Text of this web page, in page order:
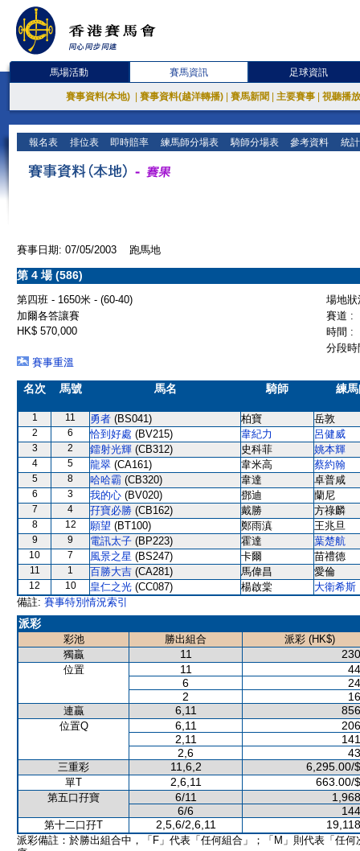
馬場活動 賽馬資訊 足球資訊
賽事資料(本地) 賽事資料(越洋轉播) 賽馬新聞 主要賽事 視聽播
報名表 排位表 即時賠率 練馬師分場表 騎師分場表 參考資料 統
賽事日期: 07/05/2003 跑馬地
第 4 場 (586)
第四班 - 1650米 - (60-40)
場地
加爾各答讓賽
賽道 :
HK$ 570,000
時間 :
分段
賽事重溫
名次 馬號 馬名 騎師 練
1 11 勇者 (BS041) 柏寶 岳敦
2 6 恰到好處 (BV215) 韋紀力 呂健威
3 2 鐳射光輝 (CB312) 史科菲 姚本輝
4 5 龍翠 (CA161) 韋米高 蔡約翰
5 8 哈哈霸 (CB320) 韋達 卓普咸
6 3 我的心 (BV020) 鄧迪 蘭尼
7 4 孖寶必勝 (CB162) 戴勝 方祿麟
8 12 願望 (BT100) 鄭雨滇 王兆旦
9 9 電訊太子 (BP223) 霍達 葉楚航
10 7 風景之星 (BS247) 卡爾 苗禮德
11 1 百勝大吉 (CA281) 馬偉昌 愛倫
12 10 皇仁之光 (CC087) 楊啟棠
大衛希斯
備註: 賽事特別情況索引
派彩
彩池 勝出組合
派彩 (HK$)
獨贏
11
位置 11
6
2
連贏 6,11
位置Q 6,11
2,11
2,6
三重彩 11,6,2 6,295.00/
單T 2,6,11 663.00/
第五口孖寶 6/11
6/6
第十二口孖T 2,5,6/2,6,11
派彩備註：於勝出組合中，「F」代表「任何組合」；「M」則代表「任何